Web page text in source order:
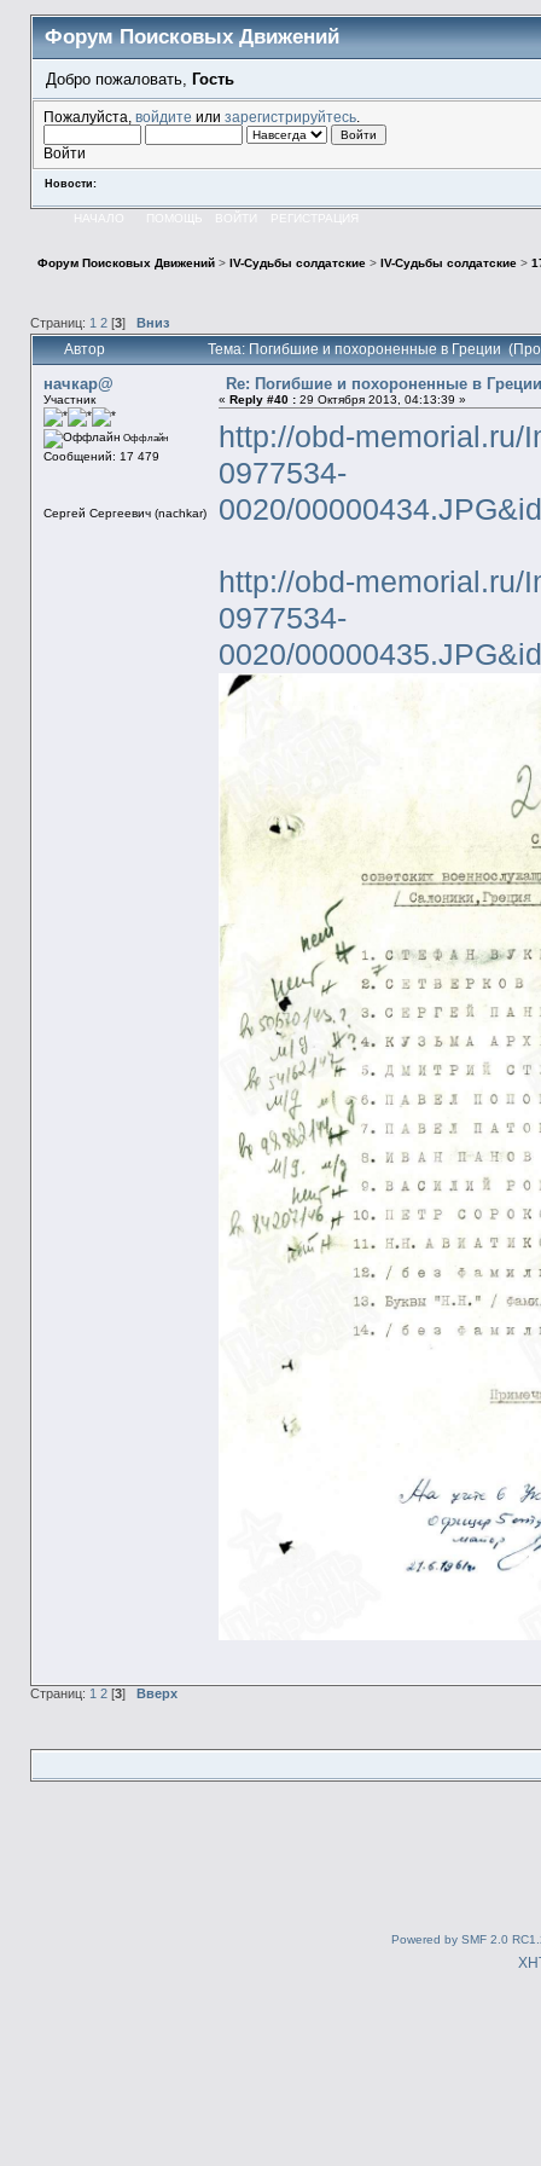
Форум Поисковых Движений
Добро пожаловать, Гость
Пожалуйста, войдите или зарегистрируйтесь.
Войти
Новости:
НАЧАЛО ПОМОЩЬ ВОЙТИ РЕГИСТРАЦИЯ
Форум Поисковых Движений> IV-Судьбы солдатские> IV-Судьбы солдатские>
Страниц: 1 2[3] Вниз
Автор Тема: Погибшие и похороненные в Греции
начкар@
Участник
Оффлайн
Сообщений: 17 479
Сергей Сергеевич (nachkar)
Re: Погибшие и похороненные в
« Reply #40 :29 Октября 2013, 04:13:39 »
http://obd-memorial.ru/
0977534-
0020/
http://obd-memorial.ru/
0977534-
0020/
Страниц: 1 2[3] Вверх
Powered by SMF 2.0